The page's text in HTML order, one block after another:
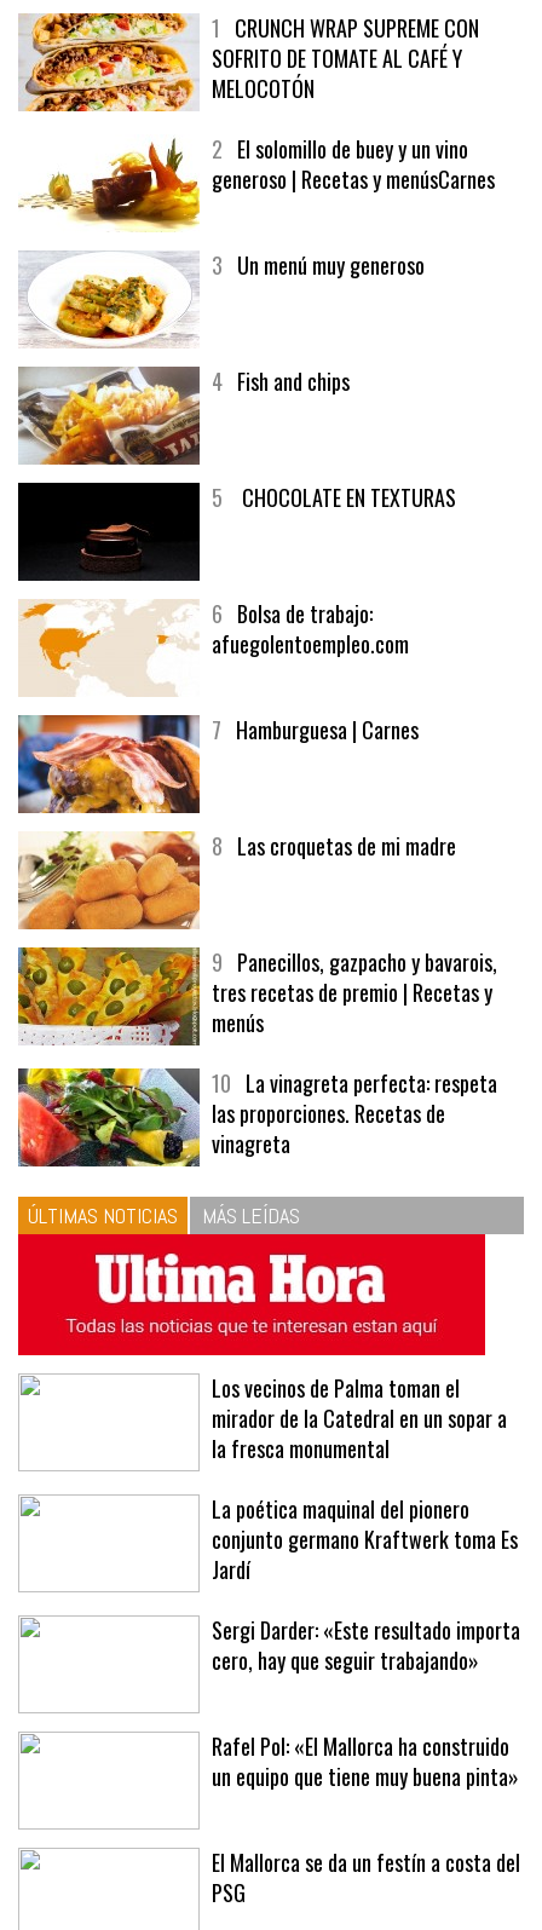
1CRUNCH WRAP SUPREME CON
SOFRITO DE TOMATE AL CAFÉ Y
MELOCOTÓN
2El solomillo de buey y un vino
6Bolsa de trabajo:
9Panecillos, gazpacho y bavarois,
tres recetas de premio | Recetas y
menús
10La vinagreta perfecta: respeta
las proporciones. Recetas de
vinagreta
ÚLTIMAS NOTICIAS MÁS LEÍDAS
Los vecinos de Palma toman el
mirador de la Catedral en un sopar a
la fresca monumental
La poética maquinal del pionero
conjunto germano Kraftwerk toma Es
Jardí
Sergi Darder: «Este resultado importa
Rafel Pol: «El Mallorca ha construido
El Mallorca se da un festín a costa del